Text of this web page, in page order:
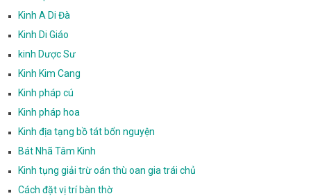
Kinh A Di Đà
Kinh Di Giáo
kinh Dược Sư
Kinh Kim Cang
Kinh pháp cú
Kinh pháp hoa
Kinh địa tạng bồ tát bổn nguyện
Bát Nhã Tâm Kinh
Kinh tụng giải trừ oán thù oan gia trái chủ
Cách đặt vị trí bàn thờ